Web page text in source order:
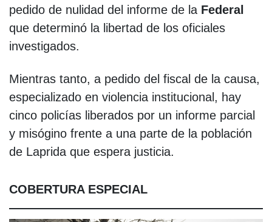
pedido de nulidad del informe de la Federal
que determinó la libertad de los oficiales
investigados.
Mientras tanto, a pedido del fiscal de la causa,
especializado en violencia institucional, hay
cinco policías liberados por un informe parcial
y misógino frente a una parte de la población
de Laprida que espera justicia.
COBERTURA ESPECIAL